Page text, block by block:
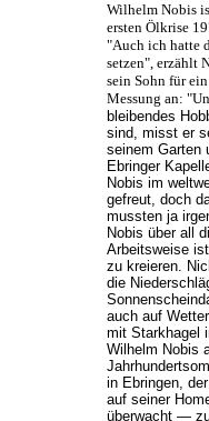
Wilhelm Nobis
ersten Ölkrise
"Auch ich hatte
setzen", erzählt
sein Sohn für
Messung an:
bleibendes
sind, misst er
seinem Garten
Ebringer
Nobis im
gefreut, doch
mussten ja
Nobis über all
Arbeitsweise
zu kreieren.
die
auch auf
mit Starkhagel
Wilhelm Nobis
in Ebringen,
auf seiner
überwacht —